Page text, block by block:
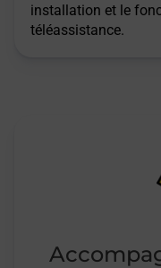
installation et le
téléassistance.